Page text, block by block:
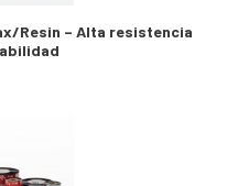
Resin – Alta resistencia